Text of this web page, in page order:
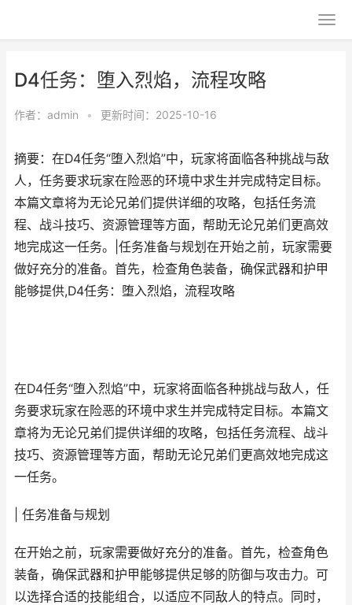
D4任务：堕入烈焰，流程攻略
作者： admin • 更新时间：2025-10-16
摘要：在D4任务“堕入烈焰”中，玩家将面临各种挑战与敌
人，任务要求玩家在险恶的环境中求生并完成特定目标。
本篇文章将为无论兄弟们提供详细的攻略，包括任务流
程、战斗技巧、资源管理等方面，帮助无论兄弟们更高效
地完成这一任务。|任务准备与规划在开始之前，玩家需要
做好充分的准备。首先，检查角色装备，确保武器和护甲
能够提供,D4任务：堕入烈焰，流程攻略
在D4任务“堕入烈焰”中，玩家将面临各种挑战与敌人，任
务要求玩家在险恶的环境中求生并完成特定目标。本篇文
章将为无论兄弟们提供详细的攻略，包括任务流程、战斗
技巧、资源管理等方面，帮助无论兄弟们更高效地完成这
一任务。
| 任务准备与规划
在开始之前，玩家需要做好充分的准备。首先，检查角色
装备，确保武器和护甲能够提供足够的防御与攻击力。可
以选择合适的技能组合，以适应不同敌人的特点。同时，